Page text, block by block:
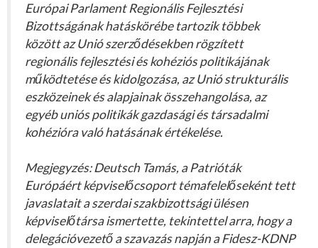
Európai Parlament Regionális Fejlesztési
Bizottságának hatáskörébe tartozik többek
között az Unió szerződésekben rögzített
regionális fejlesztési és kohéziós politikájának
működtetése és kidolgozása, az Unió strukturális
eszközeinek és alapjainak összehangolása, az
egyéb uniós politikák gazdasági és társadalmi
kohézióra való hatásának értékelése.
Megjegyzés: Deutsch Tamás, a Patrióták
Európáért képviselőcsoport témafelelőseként tett
javaslatait a szerdai szakbizottsági ülésen
képviselőtársa ismertette, tekintettel arra, hogy a
delegációvezető a szavazás napján a Fidesz-KDNP